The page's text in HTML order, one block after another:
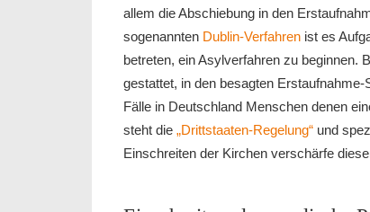
allem die Abschiebung in den
sogenannten Dublin-Verfahren ist es
betreten, ein Asylverfahren zu beginnen.
gestattet, in den besagten
Fälle in Deutschland Menschen denen
steht die „Drittstaaten-Regelung“ und
Einschreiten der Kirchen verschärfe